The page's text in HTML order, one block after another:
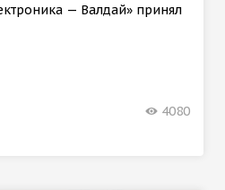
— Валдай» принял
4080